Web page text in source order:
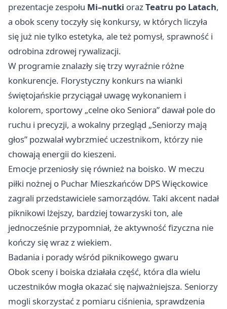
prezentacje zespołu Mi–nutki orazTeatru po Latach,
a obok sceny toczyły się konkursy, w których liczyła
się już nie tylko estetyka, ale też pomysł, sprawność i
odrobina zdrowej rywalizacji.
W programie znalazły się trzy wyraźnie różne
konkurencje. Florystyczny konkurs na wianki
świętojańskie przyciągał uwagę wykonaniem i
kolorem, sportowy „celne oko Seniora” dawał pole do
ruchu i precyzji, a wokalny przegląd „Seniorzy mają
głos” pozwalał wybrzmieć uczestnikom, którzy nie
chowają energii do kieszeni.
Emocje przeniosły się również na boisko. W meczu
piłki nożnej o Puchar Mieszkańców DPS Więckowice
zagrali przedstawiciele samorządów. Taki akcent nadał
piknikowi lżejszy, bardziej towarzyski ton, ale
jednocześnie przypomniał, że aktywność fizyczna nie
kończy się wraz z wiekiem.
Badania i porady wśród piknikowego gwaru
Obok sceny i boiska działała część, która dla wielu
uczestników mogła okazać się najważniejsza. Seniorzy
mogli skorzystać z pomiaru ciśnienia, sprawdzenia